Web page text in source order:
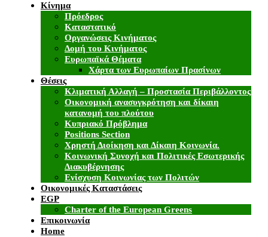
Κίνημα
Πρόεδρος
Καταστατικό
Οργανώσεις Κινήματος
Δομή του Κινήματος
Ευρωπαϊκά Θέματα
Χάρτα των Ευρωπαίων Πρασίνων
Θέσεις
Κλιματική Αλλαγή – Προστασία Περιβάλλοντος
Οικονομική ανασυγκρότηση και δίκαιη
κατανομή του πλούτου
Κυπριακό Πρόβλημα
Positions Section
Χρηστή Διοίκηση και Δίκαιη Κοινωνία.
Κοινωνική Συνοχή και Πολιτικές Εσωτερικής
Διακυβέρνησης
Ενίσχυση Κοινωνίας των Πολιτών
Οικονομικές Καταστάσεις
EGP
Charter of the European Greens
Επικοινωνία
Home